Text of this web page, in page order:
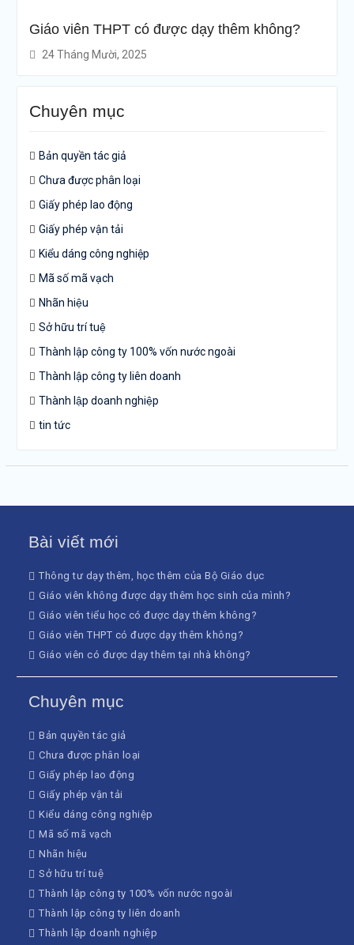
Giáo viên THPT có được dạy thêm không?
24 Tháng Mười, 2025
Chuyên mục
Bản quyền tác giả
Chưa được phân loại
Giấy phép lao động
Giấy phép vận tải
Kiểu dáng công nghiệp
Mã số mã vạch
Nhãn hiệu
Sở hữu trí tuệ
Thành lập công ty 100% vốn nước ngoài
Thành lập công ty liên doanh
Thành lập doanh nghiệp
tin tức
Bài viết mới
Thông tư dạy thêm, học thêm của Bộ Giáo dục
Giáo viên không được dạy thêm học sinh của mình?
Giáo viên tiểu học có được dạy thêm không?
Giáo viên THPT có được dạy thêm không?
Giáo viên có được dạy thêm tại nhà không?
Chuyên mục
Bản quyền tác giả
Chưa được phân loại
Giấy phép lao động
Giấy phép vận tải
Kiểu dáng công nghiệp
Mã số mã vạch
Nhãn hiệu
Sở hữu trí tuệ
Thành lập công ty 100% vốn nước ngoài
Thành lập công ty liên doanh
Thành lập doanh nghiệp